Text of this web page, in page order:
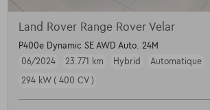
Land Rover Range Rover Velar
P400e Dynamic SE AWD Auto. 24M
06/2024
23.771 km Hybrid
Automatique
294 kW ( 400 CV )